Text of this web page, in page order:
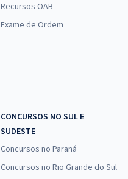
Recursos OAB
Exame de Ordem
CONCURSOS NO SUL E
SUDESTE
Concursos no Paraná
Concursos no Rio Grande do Sul